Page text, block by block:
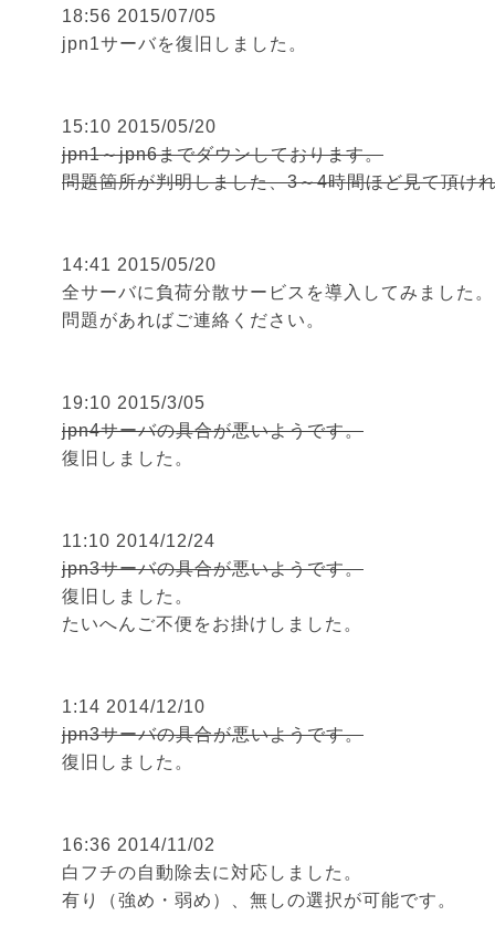
18:56 2015/07/05
jpn1サーバを復旧しました。
15:10 2015/05/20
jpn1～jpn6までダウンしております。
問題箇所が判明しました、3～4時間ほど見て頂け
14:41 2015/05/20
全サーバに負荷分散サービスを導入してみました。
問題があればご連絡ください。
19:10 2015/3/05
jpn4サーバの具合が悪いようです。
復旧しました。
11:10 2014/12/24
jpn3サーバの具合が悪いようです。
復旧しました。
たいへんご不便をお掛けしました。
1:14 2014/12/10
jpn3サーバの具合が悪いようです。
復旧しました。
16:36 2014/11/02
白フチの自動除去に対応しました。
有り（強め・弱め）、無しの選択が可能です。